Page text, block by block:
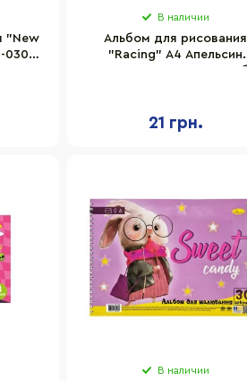
"New
0304-
В наличии
Альбом для рисования
"Racing" A4 Апельсин
21 грн.
В наличии